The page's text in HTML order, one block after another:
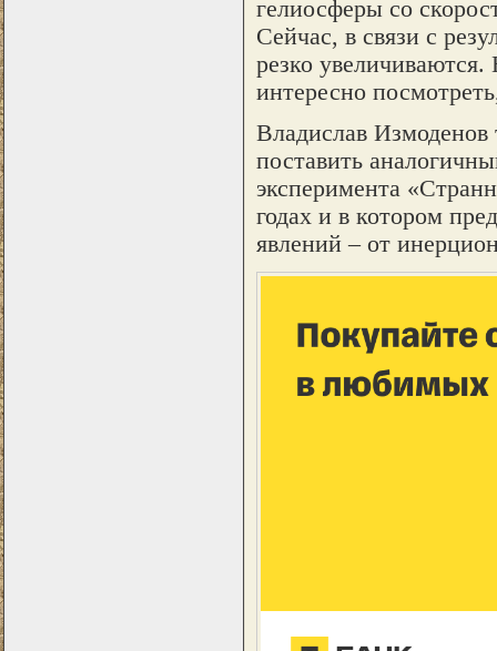
гелиосферы со
Сейчас, в связи с
резко
интересно
Владислав Измоденов
поставить
эксперимента
годах и в котором
явлений – от